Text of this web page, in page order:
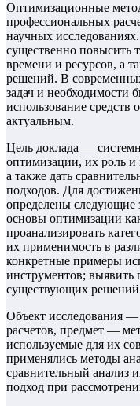
Оптимизационные
профессиональных
научных
существенно повысить
времени и ресурсов, а
решений. В
задач и необходимости
использование средств
актуальным.
Цель доклада —
оптимизации, их роль и
а также дать
подходов. Для
определены следующие
основы оптимизации
проанализировать
их применимость в
конкретные примеры
инструментов; выявить
существующих
Объект исследования
расчетов, предмет —
используемые для их
применялись методы
сравнительный анализ
подход при